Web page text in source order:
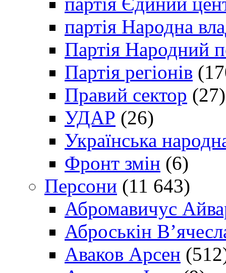
партія Народна
Партія Народний
Партія регіонів
Правий сектор (27)
УДАР (26)
Українська
Фронт змін (6)
Персони (11 643)
Абромавичус
Аброськін
Аваков Арсен